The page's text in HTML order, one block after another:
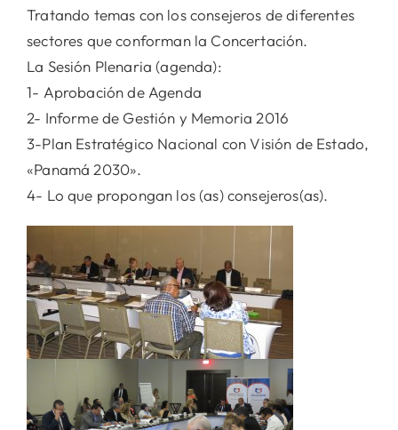
Tratando temas con los consejeros de diferentes
sectores que conforman la Concertación.
La Sesión Plenaria (agenda):
1- Aprobación de Agenda
2- Informe de Gestión y Memoria 2016
3-Plan Estratégico Nacional con Visión de Estado,
«Panamá 2030».
4- Lo que propongan los (as) consejeros(as).